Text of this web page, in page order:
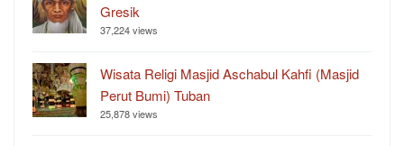
Gresik
37,224 views
Wisata Religi Masjid Aschabul Kahfi (Masjid
Perut Bumi) Tuban
25,878 views